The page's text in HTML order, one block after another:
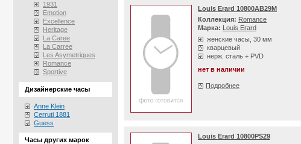
1931
Emotion
Excellence
Heritage
La Caree
La Carree
Les Asymetriques
Romance
Sportive
Дизайнерские часы
Anne Klein
Cerruti 1881
Guess
Часы других марок
Louis Erard 10800AB29M
Коллекция: Romance
Марка: Louis Erard
женские часы, 30 мм
кварцевый
нерж. сталь + PVD
нет в наличии
Подробнее
Louis Erard 10800PS29